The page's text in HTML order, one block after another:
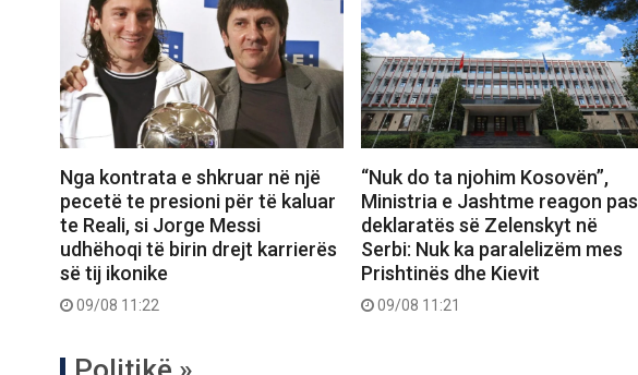
Nga kontrata e shkruar në një
pecetë te presioni për të kaluar
te Reali, si Jorge Messi
udhëhoqi të birin drejt karrierës
së tij ikonike
09/08 11:22
“Nuk do ta njohim Kosovën”,
Ministria e Jashtme reagon pas
deklaratës së Zelenskyt në
Serbi: Nuk ka paralelizëm mes
Prishtinës dhe Kievit
09/08 11:21